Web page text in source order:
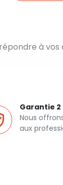
à vos
Garantie 2
Nous
aux